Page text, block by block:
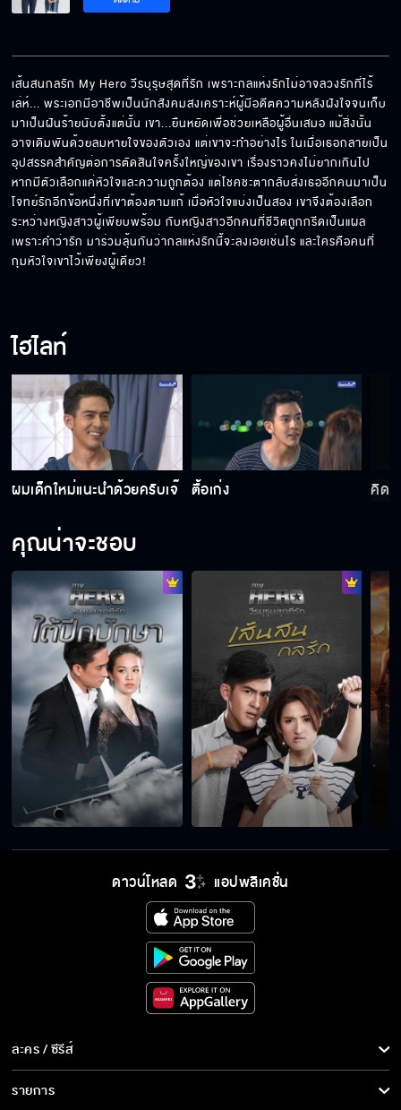
เส้นสนกลรัก My Hero วีรบุรุษสุดที่รัก เพราะกลแห่งรักไม่อาจลวงรักที่ไร้
เล่ห์... พระเอกมีอาชีพเป็นนักสังคมสงเคราะห์ผู้มีอดีตความหลังฝังใจจนเก็บ
มาเป็นฝันร้ายนับตั้งแต่นั้น เขา...ยืนหยัดเพื่อช่วยเหลือผู้อื่นเสมอ แม้สิ่งนั้น
อาจเดิมพันด้วยลมหายใจของตัวเอง แต่เขาจะทำอย่างไร ในเมื่อเธอกลายเป็น
อุปสรรคสำคัญต่อการตัดสินใจครั้งใหญ่ของเขา เรื่องราวคงไม่ยากเกินไป
หากมีตัวเลือกแค่หัวใจและความถูกต้อง แต่โชคชะตากลับส่งเธออีกคนมาเป็น
โจทย์รักอีกข้อหนึ่งที่เขาต้องตามแก้ เมื่อหัวใจแบ่งเป็นสอง เขาจึงต้องเลือก
ระหว่างหญิงสาวผู้เพียบพร้อม กับหญิงสาวอีกคนที่ชีวิตถูกกรีดเป็นแผล
เพราะคำว่ารัก มาร่วมลุ้นกันว่ากลแห่งรักนี้จะลงเอยเช่นไร และใครคือคนที่
กุมหัวใจเขาไว้เพียงผู้เดียว!
ไฮไลท์
ผมเด็กใหม่แนะนำด้วยครับเจ๊ ตื้อเก่ง คิดซ
คุณน่าจะชอบ
ดาวน์โหลด แอปพลิเคชั่น
ละคร / ซีรีส์
ละคร/ซีรีส์
รายการ